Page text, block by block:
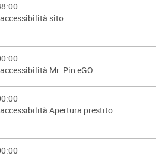
sito
Mr. Pin eGO
Apertura prestito